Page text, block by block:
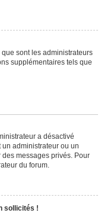
sont les administrateurs
supplémentaires tels que
a désactivé
administrateur ou un
messages privés. Pour
du forum.
sollicités !